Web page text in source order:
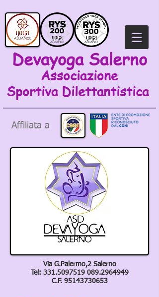
Devayoga Salerno
Associazione
Sportiva Dilettantistica
Affiliata a
Via G.Palermo,2 Salerno
Tel: 331.5097519 089.2964949
C.F. 95143730653